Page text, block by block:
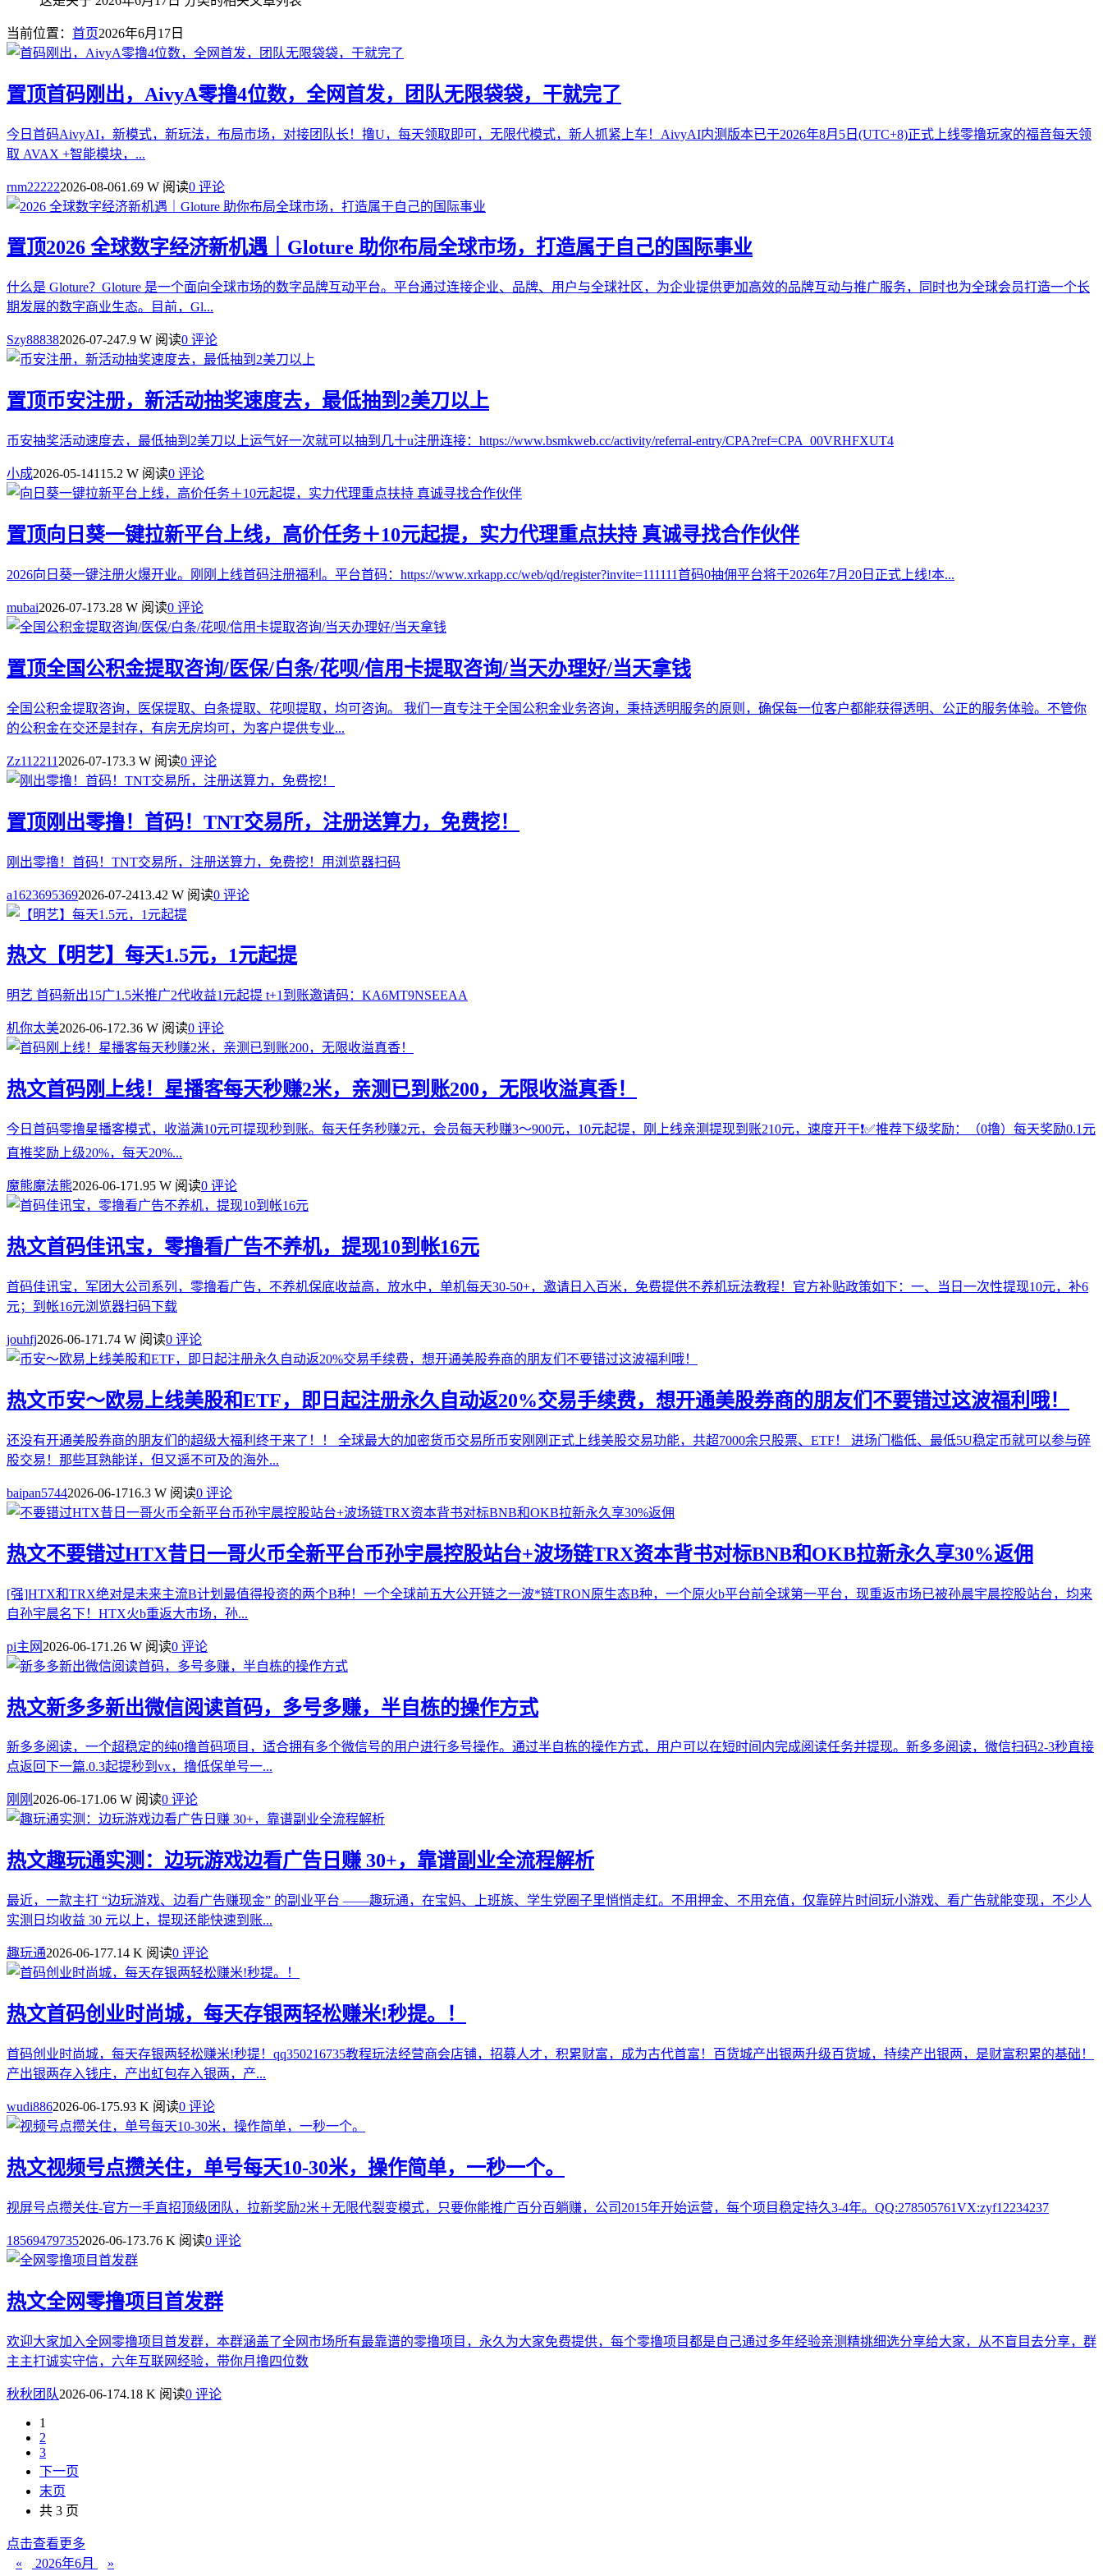
当前位置： 首页2026年6月17日
置顶首码刚出，AivyA零撸4位数，全网首发，团队无限袋袋，干就完了
今日首码AivyAI，新模式，新玩法，布局市场，对接团队长！撸U，每天领取即可，无限代模式，新人抓紧上车！AivyAI内测版本已于2026年8月5日(UTC+8)正式上线零撸玩家的福音每天领
取 AVAX +智能模块，...
rnm222222026-08-061.69 W 阅读0 评论
置顶2026 全球数字经济新机遇｜Gloture 助你布局全球市场，打造属于自己的国际事业
什么是 Gloture？Gloture 是一个面向全球市场的数字品牌互动平台。平台通过连接企业、品牌、用户与全球社区，为企业提供更加高效的品牌互动与推广服务，同时也为全球会员打造一个长
期发展的数字商业生态。目前，Gl...
Szy888382026-07-247.9 W 阅读0 评论
置顶币安注册，新活动抽奖速度去，最低抽到2美刀以上
币安抽奖活动速度去，最低抽到2美刀以上运气好一次就可以抽到几十u注册连接：https://www.bsmkweb.cc/activity/referral-entry/CPA?ref=CPA_00VRHFXUT4
小成2026-05-14115.2 W 阅读0 评论
置顶向日葵一键拉新平台上线，高价任务＋10元起提，实力代理重点扶持 真诚寻找合作伙伴
2026向日葵一键注册火爆开业。刚刚上线首码注册福利。平台首码：https://www.xrkapp.cc/web/qd/register?invite=111111首码0抽佣平台将于2026年7月20日正式上线!本...
mubai2026-07-173.28 W 阅读0 评论
置顶全国公积金提取咨询/医保/白条/花呗/信用卡提取咨询/当天办理好/当天拿钱
全国公积金提取咨询，医保提取、白条提取、花呗提取，均可咨询。 我们一直专注于全国公积金业务咨询，秉持透明服务的原则，确保每一位客户都能获得透明、公正的服务体验。不管你
的公积金在交还是封存，有房无房均可，为客户提供专业...
Zz112211 2026-07-173.3 W 阅读0 评论
置顶刚出零撸！首码！TNT交易所，注册送算力，免费挖！
刚出零撸！首码！TNT交易所，注册送算力，免费挖！用浏览器扫码
a16236953692026-07-2413.42 W 阅读0 评论
热文【明艺】每天1.5元，1元起提
明艺 首码新出15广1.5米推广2代收益1元起提 t+1到账邀请码：KA6MT9NSEEAA
机你太美2026-06-172.36 W 阅读0 评论
热文首码刚上线！星播客每天秒赚2米，亲测已到账200，无限收溢真香！
今日首码零撸星播客模式，收溢满10元可提现秒到账。每天任务秒赚2元，会员每天秒赚3～900元，10元起提，刚上线亲测提现到账210元，速度开干❗️✅推荐下级奖励：（0撸）每天奖励0.1元
直推奖励上级20%，每天20%...
魔熊魔法熊2026-06-171.95 W 阅读0 评论
热文首码佳讯宝，零撸看广告不养机，提现10到帐16元
首码佳讯宝，军团大公司系列，零撸看广告，不养机保底收益高，放水中，单机每天30-50+，邀请日入百米，免费提供不养机玩法教程！官方补贴政策如下：一、当日一次性提现10元，补6
元；到帐16元浏览器扫码下载
jouhfj2026-06-171.74 W 阅读0 评论
热文币安～欧易上线美股和ETF，即日起注册永久自动返20%交易手续费，想开通美股券商的朋友们不要错过这波福利哦！
还没有开通美股券商的朋友们的超级大福利终于来了！！ 全球最大的加密货币交易所币安刚刚正式上线美股交易功能，共超7000余只股票、ETF！ 进场门槛低、最低5U稳定币就可以参与碎
股交易！那些耳熟能详，但又遥不可及的海外...
baipan57442026-06-1716.3 W 阅读0 评论
热文不要错过HTX昔日一哥火币全新平台币孙宇晨控股站台+波场链TRX资本背书对标BNB和OKB拉新永久享30%返佣
[强]HTX和TRX绝对是未来主流B计划最值得投资的两个B种！一个全球前五大公开链之一波*链TRON原生态B种，一个原火b平台前全球第一平台，现重返市场已被孙晨宇晨控股站台，均来
自孙宇晨名下！HTX火b重返大市场，孙...
pi主网 2026-06-171.26 W 阅读0 评论
热文新多多新出微信阅读首码，多号多赚，半自栋的操作方式
新多多阅读，一个超稳定的纯0撸首码项目，适合拥有多个微信号的用户进行多号操作。通过半自栋的操作方式，用户可以在短时间内完成阅读任务并提现。新多多阅读，微信扫码2-3秒直接
点返回下一篇.0.3起提秒到vx，撸低保单号一...
刚刚 2026-06-171.06 W 阅读0 评论
热文趣玩通实测：边玩游戏边看广告日赚 30+，靠谱副业全流程解析
最近，一款主打 “边玩游戏、边看广告赚现金” 的副业平台 ——趣玩通，在宝妈、上班族、学生党圈子里悄悄走红。不用押金、不用充值，仅靠碎片时间玩小游戏、看广告就能变现，不少人
实测日均收益 30 元以上，提现还能快速到账...
趣玩通2026-06-177.14 K 阅读0 评论
热文首码创业时尚城，每天存银两轻松赚米!秒提。！
首码创业时尚城，每天存银两轻松赚米!秒提！qq350216735教程玩法经营商会店铺，招募人才，积累财富，成为古代首富！百货城产出银两升级百货城，持续产出银两，是财富积累的基础！
产出银两存入钱庄，产出虹包存入银两，产...
wudi8862026-06-175.93 K 阅读0 评论
热文视频号点攒关住，单号每天10-30米，操作简单，一秒一个。
视屏号点攒关住-官方一手直招顶级团队，拉新奖励2米＋无限代裂变模式，只要你能推广百分百躺赚，公司2015年开始运营，每个项目稳定持久3-4年。QQ:278505761VX:zyf12234237
185694797352026-06-173.76 K 阅读0 评论
热文全网零撸项目首发群
欢迎大家加入全网零撸项目首发群，本群涵盖了全网市场所有最靠谱的零撸项目，永久为大家免费提供，每个零撸项目都是自己通过多年经验亲测精挑细选分享给大家，从不盲目去分享，群
主主打诚实守信，六年互联网经验，带你月撸四位数
秋秋团队2026-06-174.18 K 阅读0 评论
1
2
3
下一页
末页
共 3 页
点击查看更多
«
2026年6月 »